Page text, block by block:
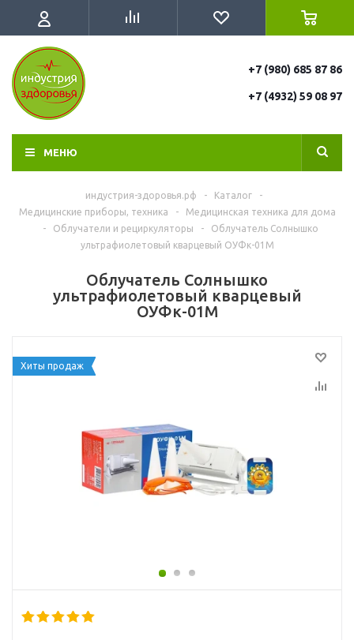
+7 (980) 685 87 86
+7 (4932) 59 08 97
МЕНЮ
индустрия-здоровья.рф - Каталог
-
Медицинские приборы, техника
-
Медицинская техника для дома
-
Облучатели и рециркуляторы -
Облучатель Солнышко
ультрафиолетовый кварцевый ОУФк-01М
Облучатель Солнышко
ультрафиолетовый кварцевый
ОУФк-01М
Хиты продаж